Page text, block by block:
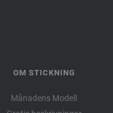
OM STICKNING
Månadens Modell